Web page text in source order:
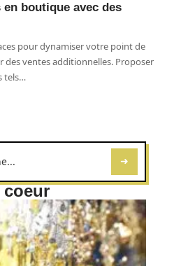
boutique avec des
pour dynamiser votre point de
ventes additionnelles. Proposer
tels…
coeur